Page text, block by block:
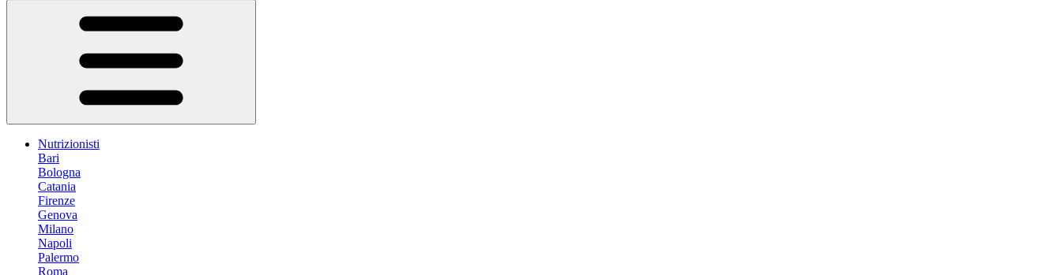
Nutrizionisti
Bari
Bologna
Catania
Firenze
Genova
Milano
Napoli
Palermo
Roma